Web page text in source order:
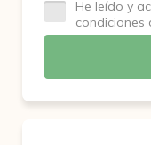
He leído y
condiciones